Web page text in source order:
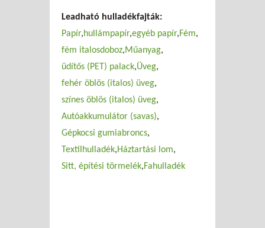
Leadható hulladékfajták:
Papír hullámpapír egyéb papír Fém
fém italosdoboz Műanyag
üdítős (PET) palack Üveg
fehér öblös (italos) üveg
színes öblös (italos) üveg
Autóakkumulátor (savas)
Gépkocsi gumiabroncs
Textilhulladék Háztartási lom
Sitt, építési törmelék Fahulladék